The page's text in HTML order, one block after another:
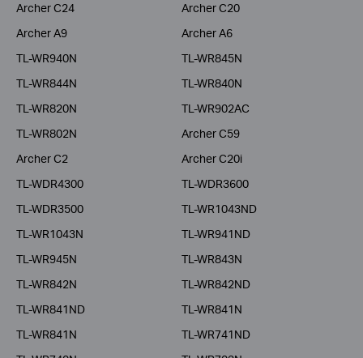
Archer C24
Archer C20
Archer A9
Archer A6
TL-WR940N
TL-WR845N
TL-WR844N
TL-WR840N
TL-WR820N
TL-WR902AC
TL-WR802N
Archer C59
Archer C2
Archer C20i
TL-WDR4300
TL-WDR3600
TL-WDR3500
TL-WR1043ND
TL-WR1043N
TL-WR941ND
TL-WR945N
TL-WR843N
TL-WR842N
TL-WR842ND
TL-WR841ND
TL-WR841N
TL-WR841N
TL-WR741ND